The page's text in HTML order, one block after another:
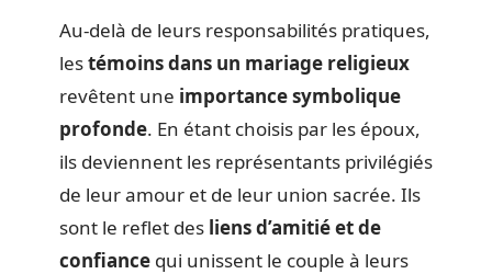
Au-delà de leurs responsabilités pratiques,
lestémoins dans un mariage religieux
revêtent une importance symbolique
profonde. En étant choisis par les époux,
ils deviennent les représentants privilégiés
de leur amour et de leur union sacrée. Ils
sont le reflet des liens d’amitié et de
confiance qui unissent le couple à leurs